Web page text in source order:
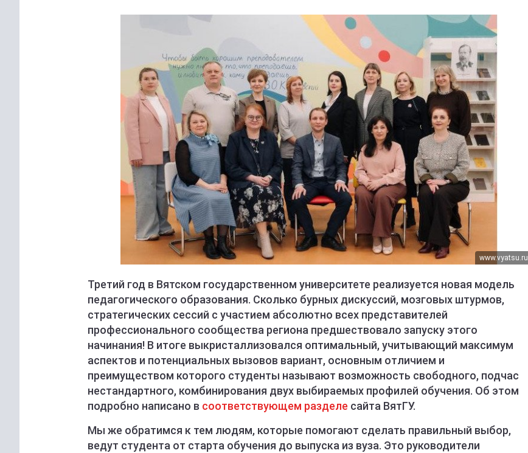
www.vyatsu.ru
Третий год в Вятском государственном университете реализуется новая модель
педагогического образования. Сколько бурных дискуссий, мозговых штурмов,
стратегических сессий с участием абсолютно всех представителей
профессионального сообщества региона предшествовало запуску этого
начинания! В итоге выкристаллизовался оптимальный, учитывающий максимум
аспектов и потенциальных вызовов вариант, основным отличием и
преимуществом которого студенты называют возможность свободного, подчас
нестандартного, комбинирования двух выбираемых профилей обучения. Об этом
подробно написано в соответствующем разделе сайта ВятГУ.
Мы же обратимся к тем людям, которые помогают сделать правильный выбор,
ведут студента от старта обучения до выпуска из вуза. Это руководители